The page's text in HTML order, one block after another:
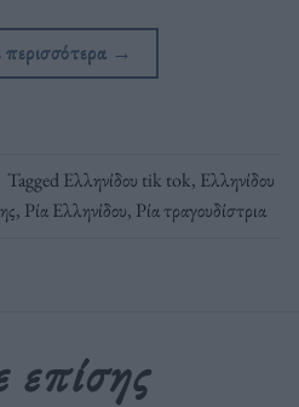
→
TaggedΕλληνίδου tik tok, Ελληνίδου
, Ρία Ελληνίδου, Ρία τραγουδίστρια
επίσης